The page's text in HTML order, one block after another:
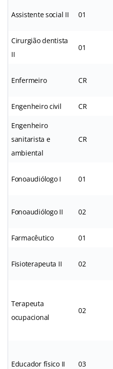
Assistente social II 01
Cirurgião dentista
II
01
Enfermeiro CR
Engenheiro civil CR
Engenheiro
sanitarista e
ambiental
CR
Fonoaudiólogo I 01
Fonoaudiólogo II 02
Farmacêutico 01
Fisioterapeuta II 02
Terapeuta
ocupacional
02
Educador físico II 03